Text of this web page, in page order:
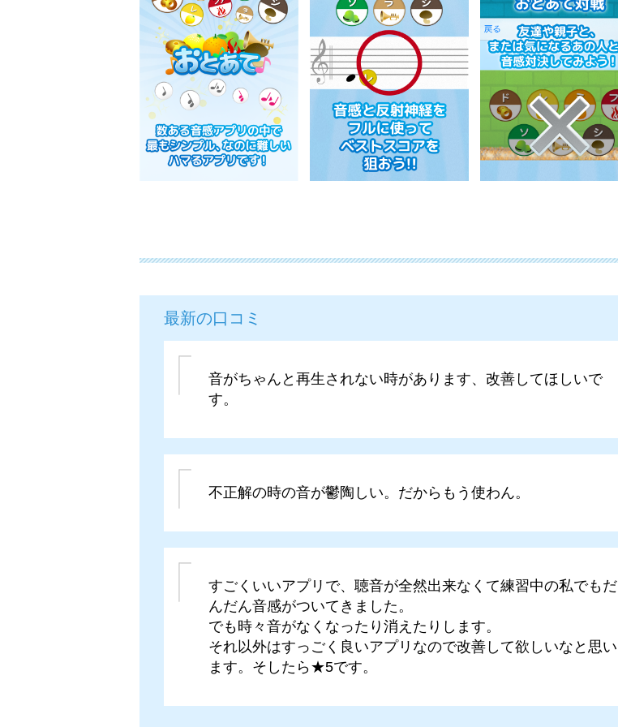
最新の口コミ
音がちゃんと再生されない時があります、改善してほしいで
す。
不正解の時の音が鬱陶しい。だからもう使わん。
すごくいいアプリで、聴音が全然出来なくて練習中の私でもだ
んだん音感がついてきました。
でも時々音がなくなったり消えたりします。
それ以外はすっごく良いアプリなので改善して欲しいなと思い
ます。そしたら★5です。